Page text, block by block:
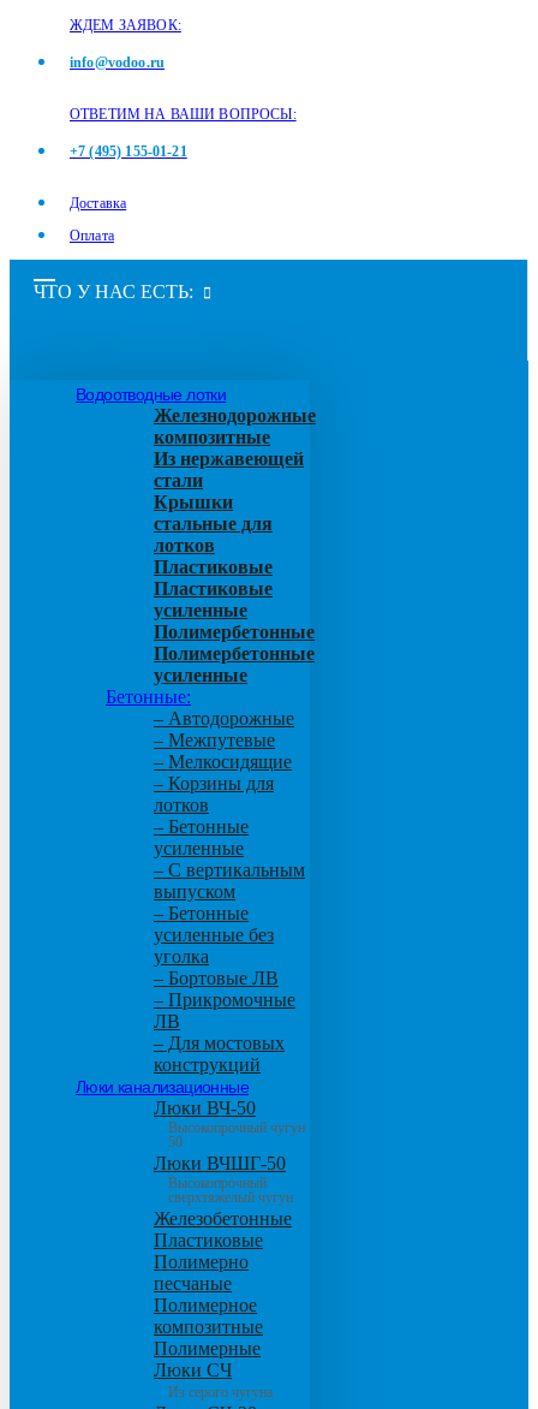
ЖДЕМ ЗАЯВОК:
info@vodoo.ru
ОТВЕТИМ НА ВАШИ ВОПРОСЫ:
+7 (495) 155-01-21
Доставка
Оплата
ЧТО У НАС ЕСТЬ:
Водоотводные лотки
Железнодорожные
композитные
Из нержавеющей
стали
Крышки
стальные для
лотков
Пластиковые
Пластиковые
усиленные
Полимербетонные
Полимербетонные
усиленные
Бетонные:
– Автодорожные
– Межпутевые
– Мелкосидящие
– Корзины для
лотков
– Бетонные
усиленные
– С вертикальным
выпуском
– Бетонные
усиленные без
уголка
– Бортовые ЛВ
– Прикромочные
ЛВ
– Для мостовых
конструкций
Люки канализационные
Люки ВЧ-50
Высокопрочный чугун
50
Люки ВЧШГ-50
Высокопрочный
сверхтяжелый чугун
Железобетонные
Пластиковые
Полимерно
песчаные
Полимерное
композитные
Полимерные
Люки СЧ
Из серого чугуна